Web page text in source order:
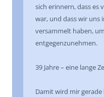
sich erinnern, dass es
war, und dass wir uns
versammelt haben,
entgegenzunehmen.
39 Jahre – eine lange
Damit wird mir gerade